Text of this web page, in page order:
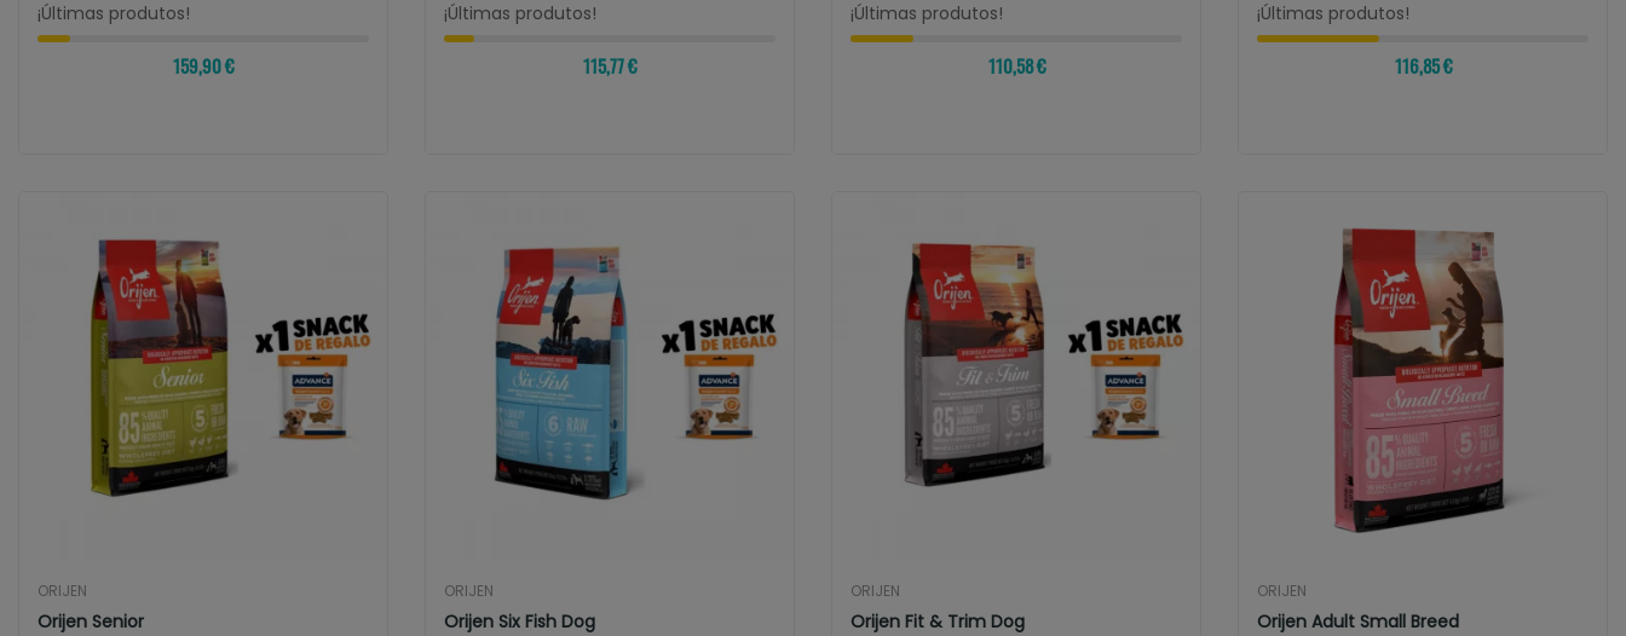
¡Últimas produtos!
159,90 €
¡Últimas produtos!
115,77 €
¡Últimas produtos!
110,58 €
¡Últimas produtos!
116,85 €
ORIJEN
Orijen Senior
ORIJEN
Orijen Six Fish Dog
ORIJEN
Orijen Fit & Trim Dog
ORIJEN
Orijen Adult Small Breed